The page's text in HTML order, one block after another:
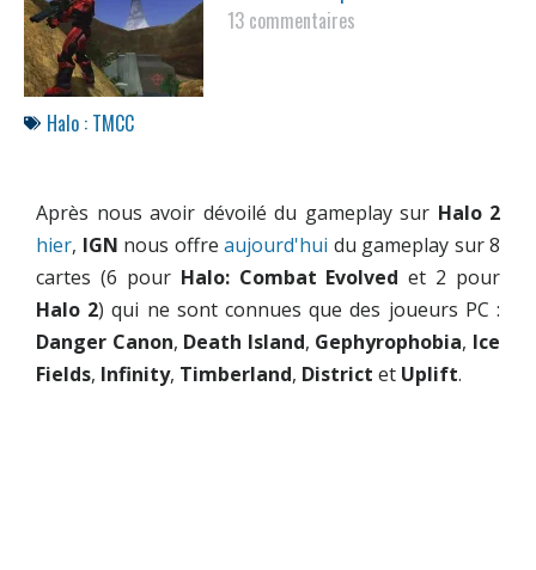
13 commentaires
Halo : TMCC
Après nous avoir dévoilé du gameplay sur Halo 2
hier, IGN nous offre aujourd'hui du gameplay sur 8
cartes (6 pour Halo: Combat Evolved et 2 pour
Halo 2) qui ne sont connues que des joueurs PC :
Danger Canon, Death Island, Gephyrophobia, Ice
Fields, Infinity, Timberland, District et Uplift.